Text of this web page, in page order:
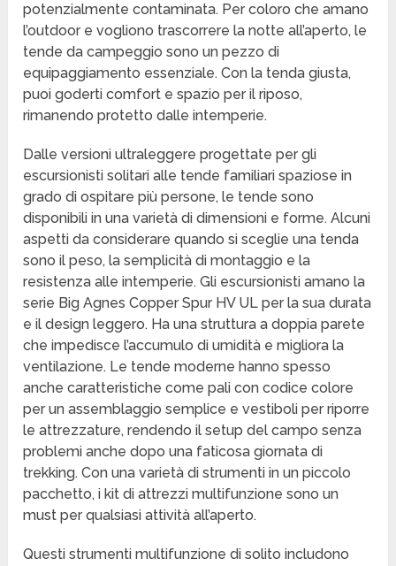
potenzialmente contaminata. Per coloro che amano
l’outdoor e vogliono trascorrere la notte all’aperto, le
tende da campeggio sono un pezzo di
equipaggiamento essenziale. Con la tenda giusta,
puoi goderti comfort e spazio per il riposo,
rimanendo protetto dalle intemperie.
Dalle versioni ultraleggere progettate per gli
escursionisti solitari alle tende familiari spaziose in
grado di ospitare più persone, le tende sono
disponibili in una varietà di dimensioni e forme. Alcuni
aspetti da considerare quando si sceglie una tenda
sono il peso, la semplicità di montaggio e la
resistenza alle intemperie. Gli escursionisti amano la
serie Big Agnes Copper Spur HV UL per la sua durata
e il design leggero. Ha una struttura a doppia parete
che impedisce l’accumulo di umidità e migliora la
ventilazione. Le tende moderne hanno spesso
anche caratteristiche come pali con codice colore
per un assemblaggio semplice e vestiboli per riporre
le attrezzature, rendendo il setup del campo senza
problemi anche dopo una faticosa giornata di
trekking. Con una varietà di strumenti in un piccolo
pacchetto, i kit di attrezzi multifunzione sono un
must per qualsiasi attività all’aperto.
Questi strumenti multifunzione di solito includono